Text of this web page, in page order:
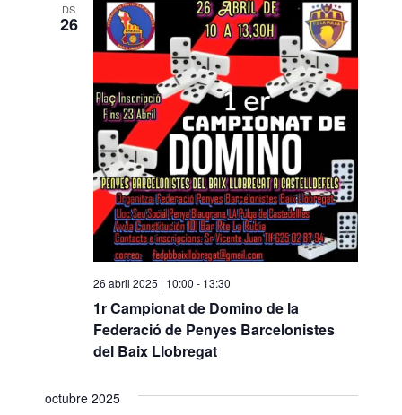
DS
26
1r Campionat de Domino de la
Federació de Penyes Barcelonistes
del Baix Llobregat
26 abril 2025 | 10:00 - 13:30
octubre 2025